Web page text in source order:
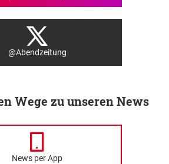
@Abendzeitung
Wege zu unseren News
News per App